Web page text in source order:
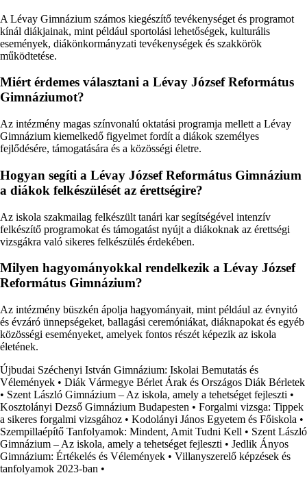
A Lévay Gimnázium számos kiegészítő tevékenységet és programot
kínál diákjainak, mint például sportolási lehetőségek, kulturális
események, diákönkormányzati tevékenységek és szakkörök
működtetése.
Miért érdemes választani a Lévay József Református
Gimnáziumot?
Az intézmény magas színvonalú oktatási programja mellett a Lévay
Gimnázium kiemelkedő figyelmet fordít a diákok személyes
fejlődésére, támogatására és a közösségi életre.
Hogyan segíti a Lévay József Református Gimnázium
a diákok felkészülését az érettségire?
Az iskola szakmailag felkészült tanári kar segítségével intenzív
felkészítő programokat és támogatást nyújt a diákoknak az érettségi
vizsgákra való sikeres felkészülés érdekében.
Milyen hagyományokkal rendelkezik a Lévay József
Református Gimnázium?
Az intézmény büszkén ápolja hagyományait, mint például az évnyitó
és évzáró ünnepségeket, ballagási ceremóniákat, diáknapokat és egyéb
közösségi eseményeket, amelyek fontos részét képezik az iskola
életének.
Újbudai Széchenyi István Gimnázium: Iskolai Bemutatás és
Vélemények • Diák Vármegye Bérlet Árak és Országos Diák Bérletek
• Szent László Gimnázium – Az iskola, amely a tehetséget fejleszti •
Kosztolányi Dezső Gimnázium Budapesten • Forgalmi vizsga: Tippek
a sikeres forgalmi vizsgához • Kodolányi János Egyetem és Főiskola •
Szempillaépítő Tanfolyamok: Mindent, Amit Tudni Kell • Szent László
Gimnázium – Az iskola, amely a tehetséget fejleszti • Jedlik Ányos
Gimnázium: Értékelés és Vélemények • Villanyszerelő képzések és
tanfolyamok 2023-ban •